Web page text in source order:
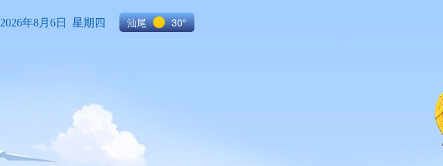
2026年8月6日 星期四 汕尾 30°